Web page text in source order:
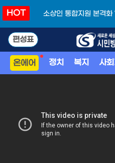
HOT
소상인 통합지원 본격화
편성표
온에어 정치 복지 사